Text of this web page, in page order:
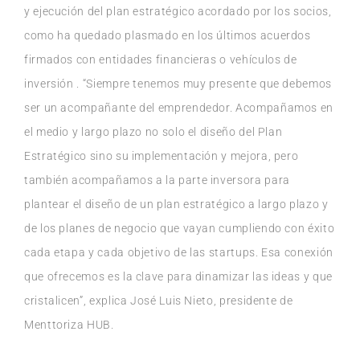
y ejecución del plan estratégico acordado por los socios,
como ha quedado plasmado en los últimos acuerdos
firmados con entidades financieras o vehículos de
inversión . “Siempre tenemos muy presente que debemos
ser un acompañante del emprendedor. Acompañamos en
el medio y largo plazo no solo el diseño del Plan
Estratégico sino su implementación y mejora, pero
también acompañamos a la parte inversora para
plantear el diseño de un plan estratégico a largo plazo y
de los planes de negocio que vayan cumpliendo con éxito
cada etapa y cada objetivo de las startups. Esa conexión
que ofrecemos es la clave para dinamizar las ideas y que
cristalicen”, explica José Luis Nieto, presidente de
Menttoriza HUB.